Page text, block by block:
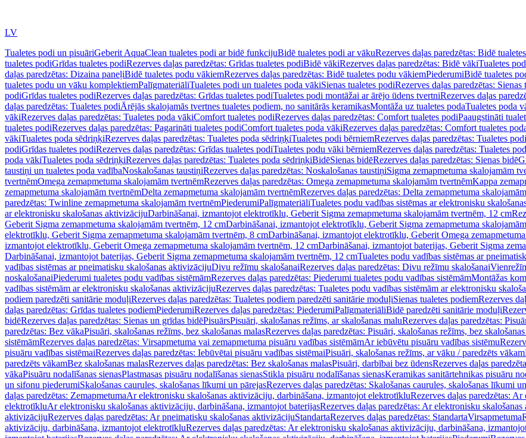
LV
Tualetes podi un pisuāriGeberit AquaClean tualetes podi ar bidē funkcijuBidē tualetes podi ar vākuRezerves daļas paredzētas: Bidē
tualetes podiGrīdas tualetes podiRezerves daļas paredzētas: Grīdas tualetes podiBidē vākiRezerves daļas paredzētas: Bidē vākiTualetes
daļas paredzētas: Dizaina paneļiBidē tualetes podu vākiemRezerves daļas paredzētas: Bidē tualetes podu vākiemPiederumiBidē tualetes
tualetes podu un vāku komplektiemPalīgmateriāliTualetes podi un tualetes poda vākiSienas tualetes podiRezerves daļas paredzētas: Sienas
podiGrīdas tualetes podiRezerves daļas paredzētas: Grīdas tualetes podiTualetes podi montāžai ar ārējo ūdens tvertniRezerves daļas
daļas paredzētas: Tualetes podiĀrējās skalojamās tvertnes tualetes podiem, no sanitārās keramikasMontāža uz tualetes podaTualetes poda
vākiRezerves daļas paredzētas: Tualetes poda vākiComfort tualetes podiRezerves daļas paredzētas: Comfort tualetes podiPaaugstināti
tualetes podiRezerves daļas paredzētas: Pagarināti tualetes podiComfort tualetes poda vākiRezerves daļas paredzētas: Comfort tualetes
vākiTualetes poda sēdriņķiRezerves daļas paredzētas: Tualetes poda sēdriņķiTualetes podi bērniemRezerves daļas paredzētas: Tualetes
podiGrīdas tualetes podiRezerves daļas paredzētas: Grīdas tualetes podiTualetes podu vāki bērniemRezerves daļas paredzētas: Tualetes
poda vākiTualetes poda sēdriņķiRezerves daļas paredzētas: Tualetes poda sēdriņķiBidēSienas bidēRezerves daļas paredzētas: Sienas bidē
taustiņi un tualetes poda vadībaNoskalošanas taustiņiRezerves daļas paredzētas: Noskalošanas taustiņiSigma zemapmetuma skalojamām
tvertnēmOmega zemapmetuma skalojamām tvertnēmRezerves daļas paredzētas: Omega zemapmetuma skalojamām tvertnēmKappa
zemapmetuma skalojamām tvertnēmDelta zemapmetuma skalojamām tvertnēmRezerves daļas paredzētas: Delta zemapmetuma
paredzētas: Twinline zemapmetuma skalojamām tvertnēmPiederumiPalīgmateriāliTualetes podu vadības sistēmas ar elektronisku
ar elektronisku skalošanas aktivizācijuDarbināšanai, izmantojot elektrotīklu, Geberit Sigma zemapmetuma skalojamām tvertnēm, 12 cm
Geberit Sigma zemapmetuma skalojamām tvertnēm, 12 cmDarbināšanai, izmantojot elektrotīklu, Geberit Sigma zemapmetuma
elektrotīklu, Geberit Sigma zemapmetuma skalojamām tvertnēm, 8 cmDarbināšanai, izmantojot elektrotīklu, Geberit Omega
izmantojot elektrotīklu, Geberit Omega zemapmetuma skalojamām tvertnēm, 12 cmDarbināšanai, izmantojot baterijas, Geberit Sigma
Darbināšanai, izmantojot baterijas, Geberit Sigma zemapmetuma skalojamām tvertnēm, 12 cmTualetes podu vadības sistēmas ar
vadības sistēmas ar pneimatisku skalošanas aktivizācijuDivu režīmu skalošanaiRezerves daļas paredzētas: Divu režīmu skalošanai
noskalošanaiPiederumi tualetes podu vadības sistēmāmRezerves daļas paredzētas: Piederumi tualetes podu vadības sistēmāmMontāžas
vadības sistēmām ar elektronisku skalošanas aktivizācijuRezerves daļas paredzētas: Tualetes podu vadības sistēmām ar elektronisku
podiem paredzēti sanitārie moduļiRezerves daļas paredzētas: Tualetes podiem paredzēti sanitārie moduļiSienas tualetes podiemRezerves
daļas paredzētas: Grīdas tualetes podiemPiederumiRezerves daļas paredzētas: PiederumiPalīgmateriāliBidē paredzēti sanitārie moduļi
bidēRezerves daļas paredzētas: Sienas un grīdas bidēPisuārsPisuāri, skalošanas režīms, ar skalošanas maluRezerves daļas paredzētas:
paredzētas: Bez vākaPisuāri, skalošanas režīms, bez skalošanas malasRezerves daļas paredzētas: Pisuāri, skalošanas režīms, bez
sistēmāmRezerves daļas paredzētas: Virsapmetuma vai zemapmetuma pisuāru vadības sistēmāmAr iebūvētu pisuāru vadības sistēmu
pisuāru vadības sistēmaiRezerves daļas paredzētas: Iebūvētai pisuāru vadības sistēmaiPisuāri, skalošanas režīms, ar vāku / paredzēts vākam
paredzēts vākamBez skalošanas malasRezerves daļas paredzētas: Bez skalošanas malasPisuāri, darbībai bez ūdensRezerves daļas
vākaPisuāru nodalīšanas sienasPlastmasas pisuāru nodalīšanas sienasStikla pisuāru nodalīšanas sienasKeramikas sanitārtehnikas pisuāru
un sifonu piederumiSkalošanas caurules, skalošanas līkumi un pārejasRezerves daļas paredzētas: Skalošanas caurules, skalošanas līkumi
daļas paredzētas: ZemapmetumaAr elektronisku skalošanas aktivizāciju, darbināšana, izmantojot elektrotīkluRezerves daļas paredzētas:
elektrotīkluAr elektronisku skalošanas aktivizāciju, darbināšana, izmantojot baterijasRezerves daļas paredzētas: Ar elektronisku
aktivizācijuRezerves daļas paredzētas: Ar pneimatisku skalošanas aktivizācijuStandartaRezerves daļas paredzētas: StandartaVirsapmetuma
aktivizāciju, darbināšana, izmantojot elektrotīkluRezerves daļas paredzētas: Ar elektronisku skalošanas aktivizāciju, darbināšana,